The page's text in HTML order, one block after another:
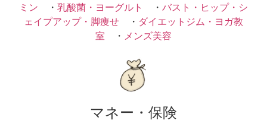
ミン ・ 乳酸菌・ヨーグルト ・ バスト・ヒップ・シ
ェイプアップ・脚痩せ ・ ダイエットジム・ヨガ教
室 ・ メンズ美容
マネー・保険